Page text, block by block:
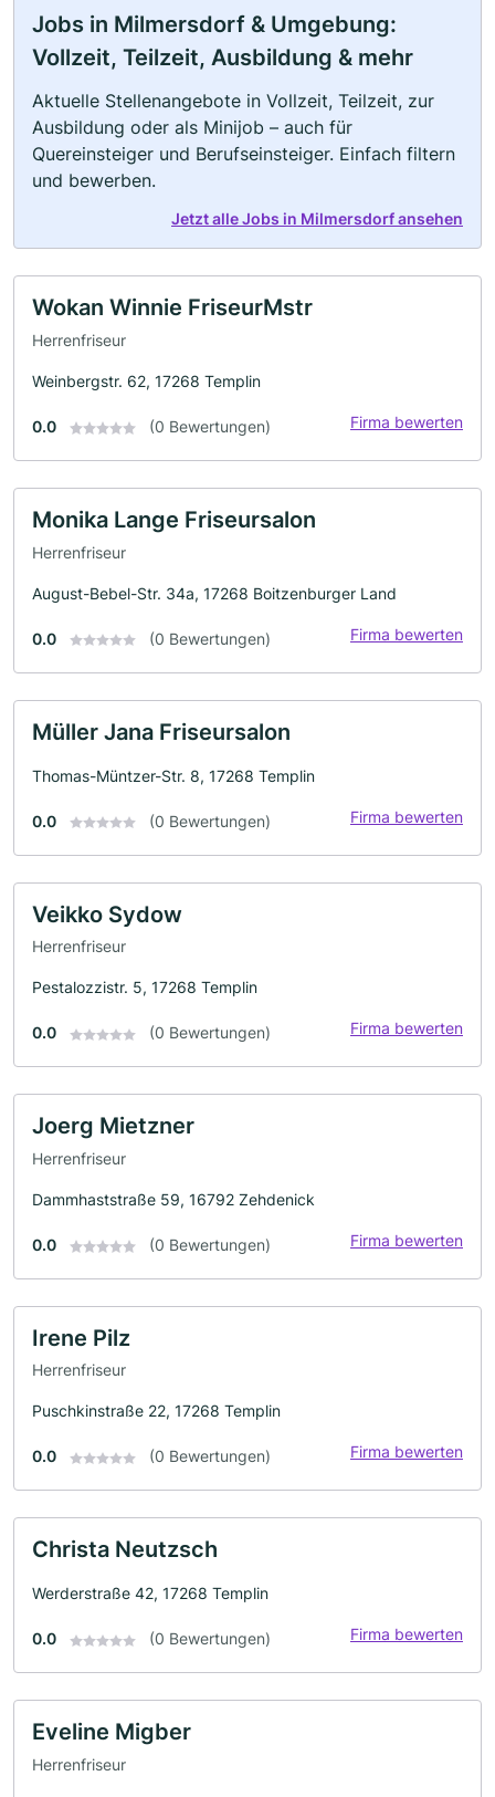
Jobs in Milmersdorf & Umgebung:
Vollzeit, Teilzeit, Ausbildung & mehr
Aktuelle Stellenangebote in Vollzeit, Teilzeit, zur
Ausbildung oder als Minijob – auch für
Quereinsteiger und Berufseinsteiger. Einfach filtern
und bewerben.
Jetzt alle Jobs in Milmersdorf ansehen
Wokan Winnie FriseurMstr
Herrenfriseur
Weinbergstr. 62, 17268 Templin
0.0 (0 Bewertungen) Firma bewerten
Monika Lange Friseursalon
Herrenfriseur
August-Bebel-Str. 34a, 17268 Boitzenburger Land
0.0 (0 Bewertungen) Firma bewerten
Müller Jana Friseursalon
Thomas-Müntzer-Str. 8, 17268 Templin
0.0 (0 Bewertungen) Firma bewerten
Veikko Sydow
Herrenfriseur
Pestalozzistr. 5, 17268 Templin
0.0 (0 Bewertungen) Firma bewerten
Joerg Mietzner
Herrenfriseur
Dammhaststraße 59, 16792 Zehdenick
0.0 (0 Bewertungen) Firma bewerten
Irene Pilz
Herrenfriseur
Puschkinstraße 22, 17268 Templin
0.0 (0 Bewertungen) Firma bewerten
Christa Neutzsch
Werderstraße 42, 17268 Templin
0.0 (0 Bewertungen) Firma bewerten
Eveline Migber
Herrenfriseur